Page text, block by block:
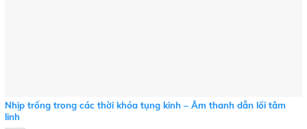
Nhịp trống trong các thời khóa tụng kinh – Âm thanh dẫn lối tâm
linh